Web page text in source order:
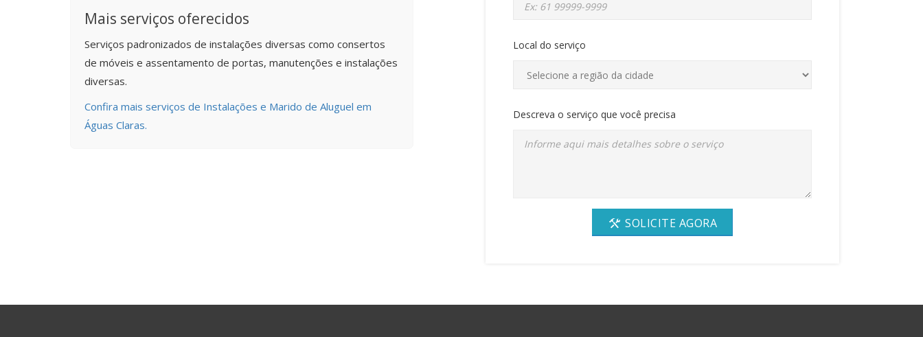
Mais serviços oferecidos
Serviços padronizados de instalações diversas como consertos
de móveis e assentamento de portas, manutenções e instalações
diversas.
Confira mais serviços de Instalações e Marido de Aluguel em
Águas Claras.
Local do serviço
Descreva o serviço que você precisa
SOLICITE AGORA